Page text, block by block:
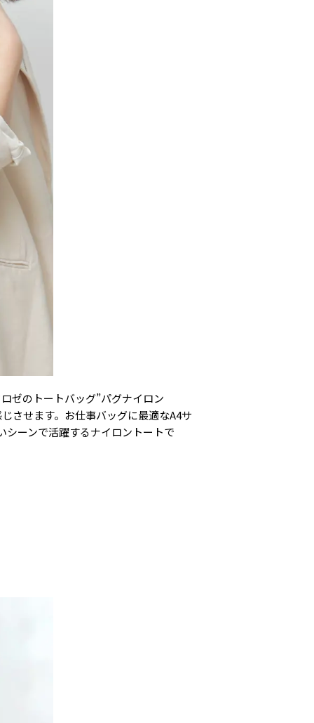
ゼのトートバッグ”パグナイロン
させます。お仕事バッグに最適なA4サ
ーンで活躍するナイロントートで